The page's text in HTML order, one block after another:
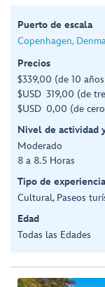
Puerto de escala
Copenhagen,
Precios
$339,00 (de 10
$USD 319,00 (de
$USD 0,00 (de
Nivel de actividad
Moderado
8 a 8.5 Horas
Tipo de experiencia
Cultural, Paseos
Edad
Todas las Edades